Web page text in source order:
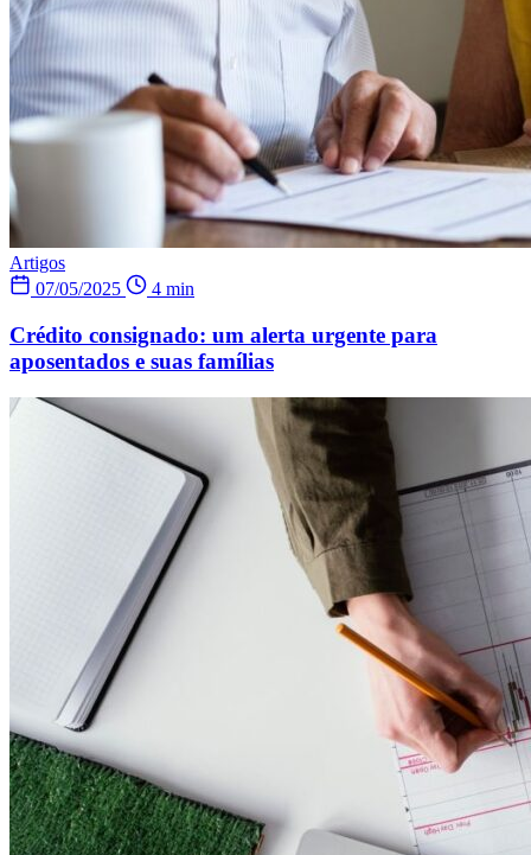
Artigos
07/05/2025
4 min
Crédito consignado: um alerta urgente para
aposentados e suas famílias